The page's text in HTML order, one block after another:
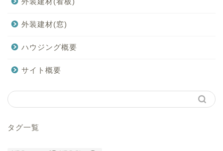
外装建材(窓)
ハウジング概要
サイト概要
タグ一覧